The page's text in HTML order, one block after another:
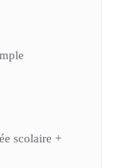
scolaire +